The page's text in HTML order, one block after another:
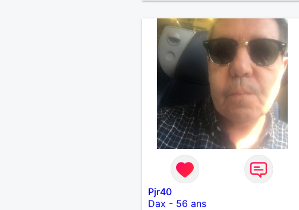
Pjr40
Dax - 56 ans